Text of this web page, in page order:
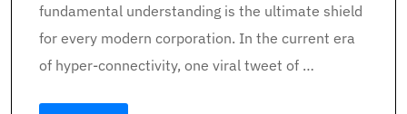
fundamental understanding is the ultimate shield
for every modern corporation. In the current era
of hyper-connectivity, one viral tweet of …